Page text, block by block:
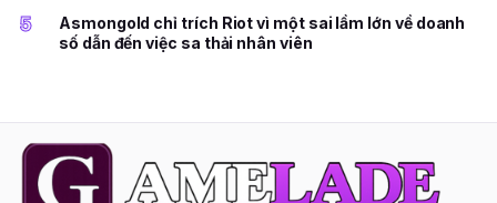
5
Asmongold chỉ trích Riot vì một sai lầm lớn về doanh
số dẫn đến việc sa thải nhân viên